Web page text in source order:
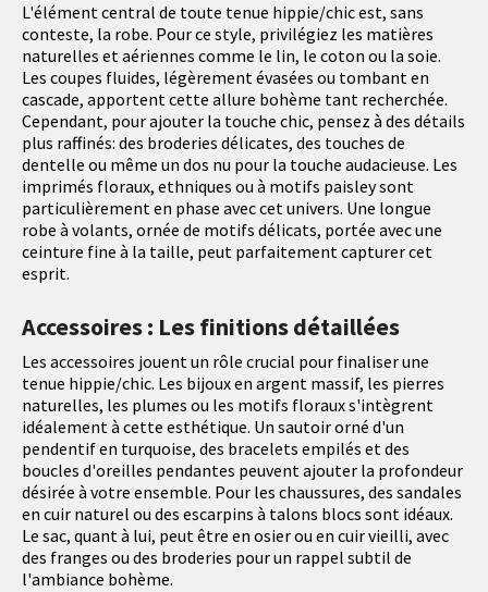
L'élément central de toute tenue hippie/chic est, sans
conteste, la robe. Pour ce style, privilégiez les matières
naturelles et aériennes comme le lin, le coton ou la soie.
Les coupes fluides, légèrement évasées ou tombant en
cascade, apportent cette allure bohème tant recherchée.
Cependant, pour ajouter la touche chic, pensez à des détails
plus raffinés: des broderies délicates, des touches de
dentelle ou même un dos nu pour la touche audacieuse. Les
imprimés floraux, ethniques ou à motifs paisley sont
particulièrement en phase avec cet univers. Une longue
robe à volants, ornée de motifs délicats, portée avec une
ceinture fine à la taille, peut parfaitement capturer cet
esprit.
Accessoires : Les finitions détaillées
Les accessoires jouent un rôle crucial pour finaliser une
tenue hippie/chic. Les bijoux en argent massif, les pierres
naturelles, les plumes ou les motifs floraux s'intègrent
idéalement à cette esthétique. Un sautoir orné d'un
pendentif en turquoise, des bracelets empilés et des
boucles d'oreilles pendantes peuvent ajouter la profondeur
désirée à votre ensemble. Pour les chaussures, des sandales
en cuir naturel ou des escarpins à talons blocs sont idéaux.
Le sac, quant à lui, peut être en osier ou en cuir vieilli, avec
des franges ou des broderies pour un rappel subtil de
l'ambiance bohème.